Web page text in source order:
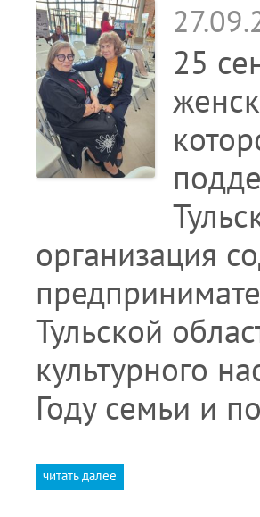
25
организация
Тульской
культурного
Году семьи и
читать далее